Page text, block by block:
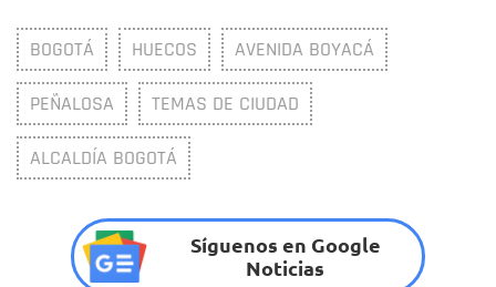
BOGOTÁ HUECOS AVENIDA BOYACÁ
PEÑALOSA TEMAS DE CIUDAD
ALCALDÍA BOGOTÁ
Síguenos en Google
Noticias